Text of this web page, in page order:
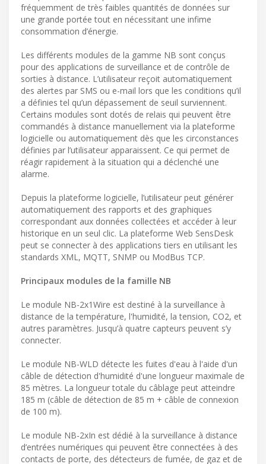
fréquemment de très faibles quantités de données sur
une grande portée tout en nécessitant une infime
consommation d’énergie.
Les différents modules de la gamme NB sont conçus
pour des applications de surveillance et de contrôle de
sorties à distance. L’utilisateur reçoit automatiquement
des alertes par SMS ou e-mail lors que les conditions qu’il
a définies tel qu’un dépassement de seuil surviennent.
Certains modules sont dotés de relais qui peuvent être
commandés à distance manuellement via la plateforme
logicielle ou automatiquement dès que les circonstances
définies par l’utilisateur apparaissent. Ce qui permet de
réagir rapidement à la situation qui a déclenché une
alarme.
Depuis la plateforme logicielle, l’utilisateur peut générer
automatiquement des rapports et des graphiques
correspondant aux données collectées et accéder à leur
historique en un seul clic. La plateforme Web SensDesk
peut se connecter à des applications tiers en utilisant les
standards XML, MQTT, SNMP ou ModBus TCP.
Principaux modules de la famille NB
Le module NB-2x1Wire est destiné à la surveillance à
distance de la température, l'humidité, la tension, CO2, et
autres paramètres. Jusqu’à quatre capteurs peuvent s’y
connecter.
Le module NB-WLD détecte les fuites d'eau à l'aide d'un
câble de détection d'humidité d'une longueur maximale de
85 mètres. La longueur totale du câblage peut atteindre
185 m (câble de détection de 85 m + câble de connexion
de 100 m).
Le module NB-2xIn est dédié à la surveillance à distance
d’entrées numériques qui peuvent être connectées à des
contacts de porte, des détecteurs de fumée, de gaz et de